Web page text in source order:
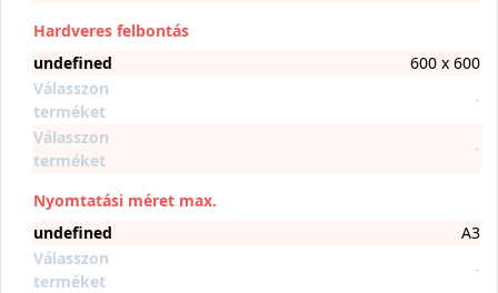
Hardveres felbontás
undefined
600 x 600
Válasszon
terméket
-
Válasszon
terméket
-
Nyomtatási méret max.
undefined
A3
Válasszon
terméket
-